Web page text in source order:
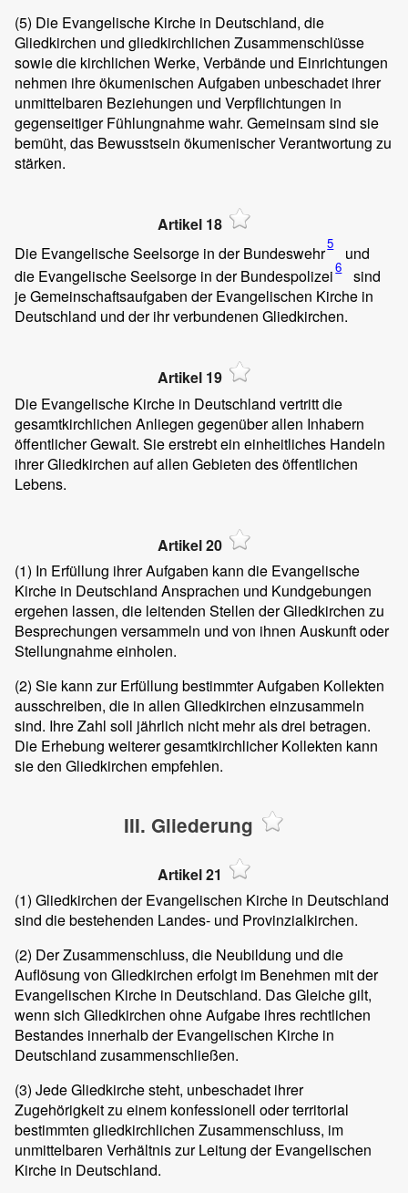
(5) Die Evangelische Kirche in Deutschland, die
Gliedkirchen und gliedkirchlichen Zusammenschlüsse
sowie die kirchlichen Werke, Verbände und Einrichtungen
nehmen ihre ökumenischen Aufgaben unbeschadet ihrer
unmittelbaren Beziehungen und Verpflichtungen in
gegenseitiger Fühlungnahme wahr. Gemeinsam sind sie
bemüht, das Bewusstsein ökumenischer Verantwortung zu
stärken.
Artikel 18
Die Evangelische Seelsorge in der Bundeswehr5
und
die Evangelische Seelsorge in der Bundespolizei6
sind
je Gemeinschaftsaufgaben der Evangelischen Kirche in
Deutschland und der ihr verbundenen Gliedkirchen.
Artikel 19
Die Evangelische Kirche in Deutschland vertritt die
gesamtkirchlichen Anliegen gegenüber allen Inhabern
öffentlicher Gewalt. Sie erstrebt ein einheitliches Handeln
ihrer Gliedkirchen auf allen Gebieten des öffentlichen
Lebens.
Artikel 20
(1) In Erfüllung ihrer Aufgaben kann die Evangelische
Kirche in Deutschland Ansprachen und Kundgebungen
ergehen lassen, die leitenden Stellen der Gliedkirchen zu
Besprechungen versammeln und von ihnen Auskunft oder
Stellungnahme einholen.
(2) Sie kann zur Erfüllung bestimmter Aufgaben Kollekten
ausschreiben, die in allen Gliedkirchen einzusammeln
sind. Ihre Zahl soll jährlich nicht mehr als drei betragen.
Die Erhebung weiterer gesamtkirchlicher Kollekten kann
sie den Gliedkirchen empfehlen.
III. Gliederung
Artikel 21
(1) Gliedkirchen der Evangelischen Kirche in Deutschland
sind die bestehenden Landes- und Provinzialkirchen.
(2) Der Zusammenschluss, die Neubildung und die
Auflösung von Gliedkirchen erfolgt im Benehmen mit der
Evangelischen Kirche in Deutschland. Das Gleiche gilt,
wenn sich Gliedkirchen ohne Aufgabe ihres rechtlichen
Bestandes innerhalb der Evangelischen Kirche in
Deutschland zusammenschließen.
(3) Jede Gliedkirche steht, unbeschadet ihrer
Zugehörigkeit zu einem konfessionell oder territorial
bestimmten gliedkirchlichen Zusammenschluss, im
unmittelbaren Verhältnis zur Leitung der Evangelischen
Kirche in Deutschland.